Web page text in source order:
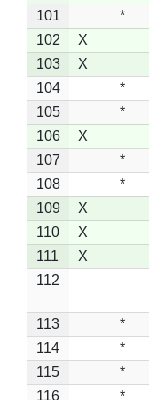
101 *
102
X
103
X
104
*
105
*
106
X
107
*
108
*
109
X
110
X
111
X
112
113
*
114
*
115
*
116
*